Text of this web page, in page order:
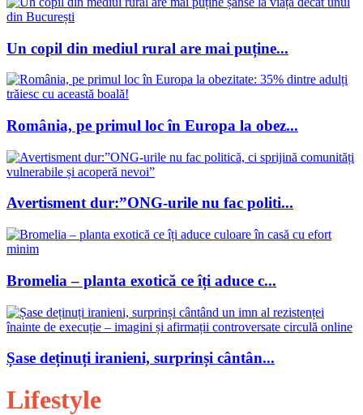
Un copil din mediul rural are mai puține...
România, pe primul loc în Europa la obez...
Avertisment dur:”ONG-urile nu fac politi...
Bromelia – planta exotică ce îți aduce c...
Șase deținuți iranieni, surprinși cântân...
Lifestyle